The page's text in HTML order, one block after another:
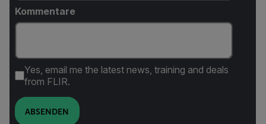
Kommentare
Yes, email me the latest news, training and deals
from FLIR.
ABSENDEN